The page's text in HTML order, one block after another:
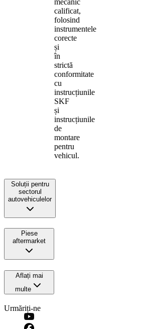
calificat,
folosind
instrumentele
corecte
și
în
strictă
conformitate
cu
instrucțiunile
SKF
și
instrucțiunile
de
montare
pentru
vehicul.
Soluții pentru
sectorul
autovehiculelor
Piese
aftermarket
Aflați mai
multe
Urmăriți-ne